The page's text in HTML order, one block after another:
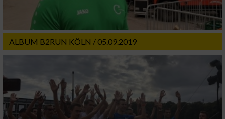
ALBUM B2RUN KÖLN / 05.09.2019